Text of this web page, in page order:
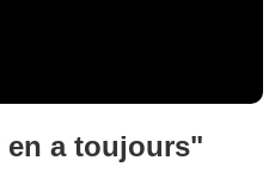
a toujours"